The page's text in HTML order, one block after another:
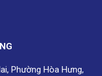
Phường Hòa Hưng,